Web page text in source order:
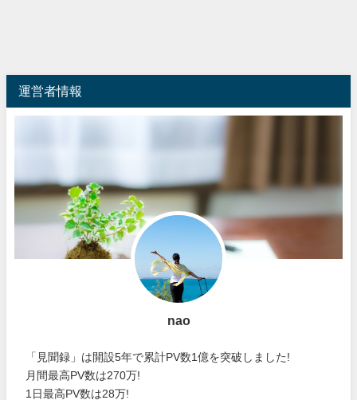
運営者情報
nao
「見聞録」は開設5年で累計PV数1億を突破しました!
月間最高PV数は270万!
1日最高PV数は28万!